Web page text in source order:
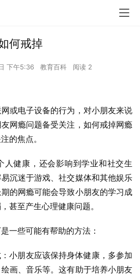
何戒掉
下午5:36 教育百科 阅读 2
或电子设备的行为，对小朋友来说
网瘾问题备受关注，如何戒掉网瘾
的焦点。
人健康，还会影响到学业和社交生
沉迷于游戏、社交媒体和其他娱乐
的网瘾可能会导致小朋友的学习成
甚至产生心理健康问题。
一些可能有帮助的方法：
小朋友应该保持身体健康，多参加
画、音乐等。这有助于培养小朋友